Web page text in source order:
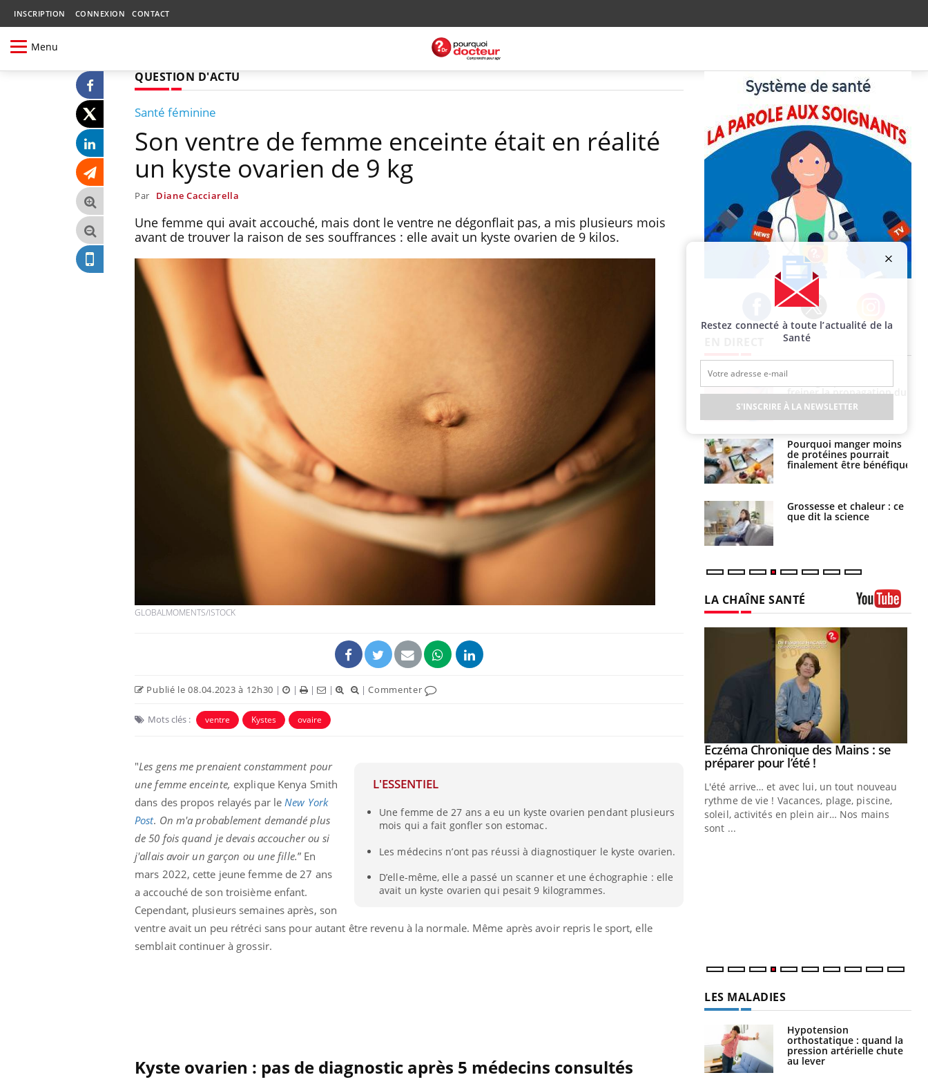
INSCRIPTION CONNEXION CONTACT
Menu
QUESTION D'ACTU
Santé féminine
Son ventre de femme enceinte était en réalité
un kyste ovarien de 9 kg
Par Diane Cacciarella
Une femme qui avait accouché, mais dont le ventre ne dégonflait pas, a mis plusieurs mois
avant de trouver la raison de ses souffrances : elle avait un kyste ovarien de 9 kilos.
GLOBALMOMENTS/ISTOCK
Publié le 08.04.2023 à 12h30 | | | | |Commenter
Mots clés : ventre Kystes ovaire
L'ESSENTIEL
Une femme de 27 ans a eu un kyste ovarien pendant plusieurs
mois qui a fait gonfler son estomac.
Les médecins n’ont pas réussi à diagnostiquer le kyste ovarien.
D’elle-même, elle a passé un scanner et une échographie : elle
avait un kyste ovarien qui pesait 9 kilogrammes.
"Les gens me prenaient constamment pour
une femme enceinte, explique Kenya Smith
dans des propos relayés par leNew York
Post. On m'a probablement demandé plus
de 50 fois quand je devais accoucher ou si
j'allais avoir un garçon ou une fille.” En
mars 2022, cette jeune femme de 27 ans
a accouché de son troisième enfant.
Cependant, plusieurs semaines après, son
ventre avait un peu rétréci sans pour autant être revenu à la normale. Même après avoir repris le sport, elle
semblait continuer à grossir.
Kyste ovarien : pas de diagnostic après 5 médecins consultés
Facebook Twitter Instagram
Toujours connectés :
comment le travail
empiète de plus en plus
sur nos soirées
Cancer colorectal : une
stratégie simple aurait
changé la donne au Pays
Chikungunya, dengue,
protègent-ils aussi les os
Cytomégalovirus : ce qui
La sieste empêche-t-elle
de dormir la nuit ?
VIH : la fin du comprimé
tous les jours se profile-t-
elle enfin ?
Pourquoi votre ventre
gâche-t-il les premiers
jours de vos vacances ?
Fortes chaleurs :
pourquoi le risque de
freiner la propagation du
cancer ?
Pourquoi manger moins
de protéines pourrait
finalement être bénéfique
Grossesse et chaleur : ce
que dit la science
LA CHAÎNE SANTÉ
expliquer ma maladieYoutube
Il y a des sujets qui sont faciles à aborder...
d'autres non ! D'un côté, poser des
questions sur la maladie d'un proche c'est
prévenir
Fatigue, irritabilité, brouillard mental ou
même alopécie… Les symptômes de la
carence en fer sont multiples ce qui la rend
...
patients comme parfois chez les soignants.
Youtube
Eczéma Chronique des Mains : se
préparer pour l’été !Youtube
L'été arrive… et avec lui, un tout nouveau
rythme de vie ! Vacances, plage, piscine,
soleil, activités en plein air… Nos mains
sont ...
LES MALADIES
Hypotension
orthostatique : quand la
pression artérielle chute
au lever
Restez connecté à toute l’actualité de la
Santé
S'INSCRIRE À LA NEWSLETTER